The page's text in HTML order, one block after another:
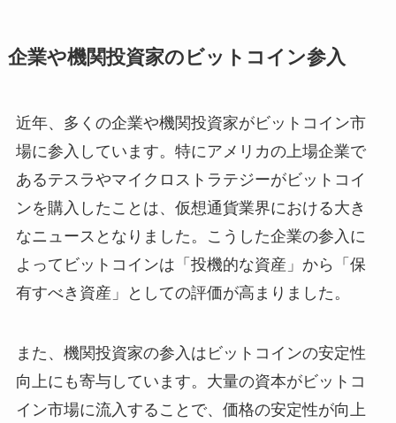
企業や機関投資家のビットコイン参入
近年、多くの企業や機関投資家がビットコイン市
場に参入しています。特にアメリカの上場企業で
あるテスラやマイクロストラテジーがビットコイ
ンを購入したことは、仮想通貨業界における大き
なニュースとなりました。こうした企業の参入に
よってビットコインは「投機的な資産」から「保
有すべき資産」としての評価が高まりました。
また、機関投資家の参入はビットコインの安定性
向上にも寄与しています。大量の資本がビットコ
イン市場に流入することで、価格の安定性が向上